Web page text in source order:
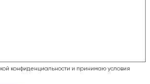
конфиденциальности и принимаю условия